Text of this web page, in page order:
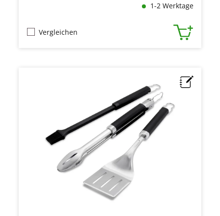
1-2 Werktage
Vergleichen